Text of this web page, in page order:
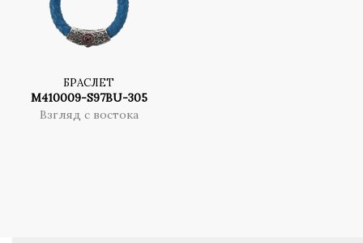
БРАСЛЕТ
M410009-S97BU-305
Взгляд с востока